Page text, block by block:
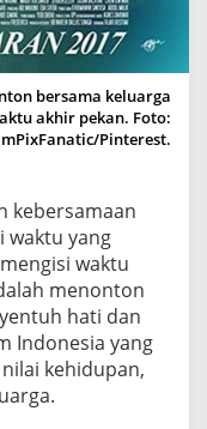
bersama keluarga
akhir pekan. Foto:
Pinterest.
kebersamaan
waktu yang
waktu
menonton
hati dan
Indonesia yang
kehidupan,